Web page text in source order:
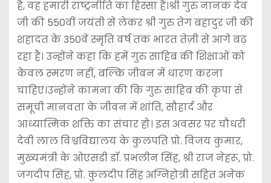
है, वह हमारी राष्ट्रनीति का हिस्सा है।श्री गुरु नानक देव
जी की 550वीं जयंती से लेकर श्री गुरु तेग बहादुर जी की
शहादत के 350वें स्मृति वर्ष तक भारत तेज़ी से आगे बढ़
रहा है। उन्होंने कहा कि हमें गुरु साहिब की शिक्षाओं को
केवल स्मरण नहीं, बल्कि जीवन में धारण करना
चाहिए।उन्होंने कामना की कि गुरु साहिब की कृपा से
समूची मानवता के जीवन में शांति, सौहार्द और
आध्यात्मिक शक्ति का संचार हो। इस अवसर पर चौधरी
देवी लाल विश्वविद्यालय के कुलपति प्रो. विजय कुमार,
मुख्यमंत्री के ओएसडी डॉ. प्रभलीन सिंह, श्री राज नेहरू, प्रो.
जगदीप सिंह, प्रो. कुलदीप सिंह अग्निहोत्री सहित अनेक